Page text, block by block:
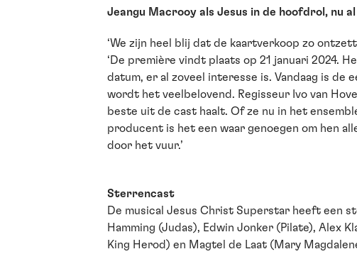
Jeangu Macrooy als Jesus in de hoofdrol, nu
‘We zijn heel blij dat de kaartverkoop zo
‘De première vindt plaats op 21 januari 2024.
datum, er al zoveel interesse is. Vandaag is
wordt het veelbelovend. Regisseur Ivo van
beste uit de cast haalt. Of ze nu in het
producent is het een waar genoegen om hen
door het vuur.’
Sterrencast
De musical Jesus Christ Superstar heeft een
Hamming (Judas), Edwin Jonker (Pilate), Alex
King Herod) en Magtel de Laat (Mary